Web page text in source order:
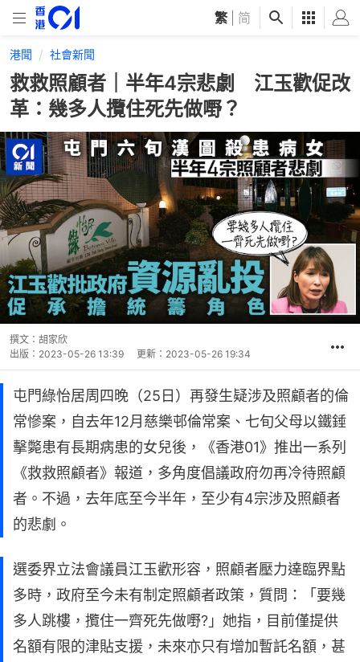
繁 简
港聞 社會新聞
救救照顧者｜半年4宗悲劇 江玉歡促改
革：幾多人攬住死先做嘢？
撰文： 胡家欣
出版： 2023-05-26 13:39 更新： 2023-05-26 19:34
屯門綠怡居周四晚（25日）再發生疑涉及照顧者的倫
常慘案，自去年12月慈樂邨倫常案、七旬父母以鐵錘
擊斃患有長期病患的女兒後，《香港01》推出一系列
《救救照顧者》報道，多角度倡議政府勿再冷待照顧
者。不過，去年底至今半年，至少有4宗涉及照顧者
的悲劇。
選委界立法會議員江玉歡形容，照顧者壓力達臨界點
多時，政府至今未有制定照顧者政策，質問：「要幾
多人跳樓，攬住一齊死先做嘢?」她指，目前僅提供
名額有限的津貼支援，未來亦只有增加暫託名額，甚